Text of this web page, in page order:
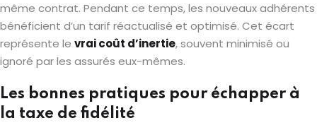
même contrat. Pendant ce temps, les nouveaux adhérents
bénéficient d’un tarif réactualisé et optimisé. Cet écart
représente le vrai coût d’inertie, souvent minimisé ou
ignoré par les assurés eux-mêmes.
Les bonnes pratiques pour échapper à
la taxe de fidélité